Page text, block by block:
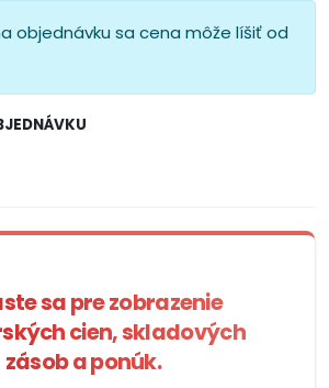
objednávku sa cena môže líšiť od
sa pre zobrazenie
cien, skladových
zásob a ponúk.